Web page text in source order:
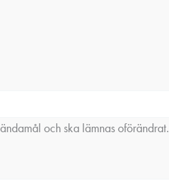
och ska lämnas oförändrat.